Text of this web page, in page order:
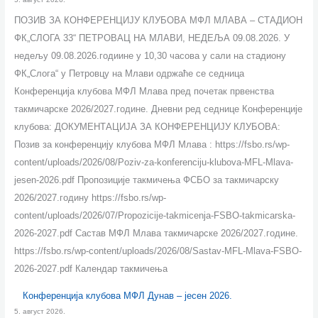
ПОЗИВ ЗА КОНФЕРЕНЦИЈУ КЛУБОВА МФЛ МЛАВА – СТАДИОН
ФК„СЛОГА 33“ ПЕТРОВАЦ НА МЛАВИ, НЕДЕЉА 09.08.2026. У
недељу 09.08.2026.годиине у 10,30 часова у сали на стадиону
ФК„Слога“ у Петровцу на Млави одржаће се седница
Конференција клубова МФЛ Млава пред почетак првенства
такмичарске 2026/2027.године. Дневни ред седнице Конференције
клубова: ДОКУМЕНТАЦИЈА ЗА КОНФЕРЕНЦИЈУ КЛУБОВА:
Позив за конференцију клубова МФЛ Млава : https://fsbo.rs/wp-
content/uploads/2026/08/Poziv-za-konferenciju-klubova-MFL-Mlava-
jesen-2026.pdf Пропозиције такмичења ФСБО за такмичарску
2026/2027.годину https://fsbo.rs/wp-
content/uploads/2026/07/Propozicije-takmicenja-FSBO-takmicarska-
2026-2027.pdf Састав МФЛ Млава такмичарске 2026/2027.године.
https://fsbo.rs/wp-content/uploads/2026/08/Sastav-MFL-Mlava-FSBO-
2026-2027.pdf Календар такмичења
Конференција клубова МФЛ Дунав – јесен 2026.
5. август 2026.